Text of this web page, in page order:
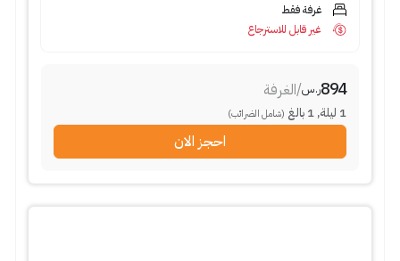
غرفة فقط
غير قابل للاسترجاع
894ر.س/الغرفة
1 ليلة,
1 بالغ (شامل الضرائب)
احجز الان